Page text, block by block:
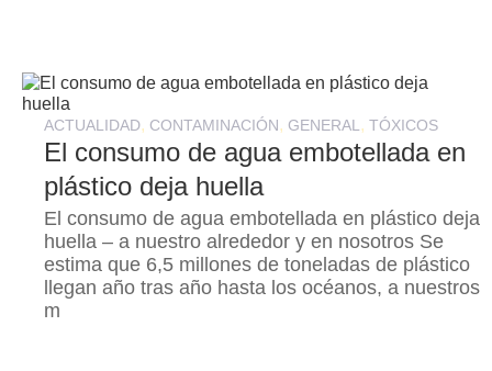
ACTUALIDAD, CONTAMINACIÓN, GENERAL ,TÓXICOS
El consumo de agua embotellada en
plástico deja huella
El consumo de agua embotellada en plástico deja
huella – a nuestro alrededor y en nosotros Se
estima que 6,5 millones de toneladas de plástico
llegan año tras año hasta los océanos, a nuestros
m